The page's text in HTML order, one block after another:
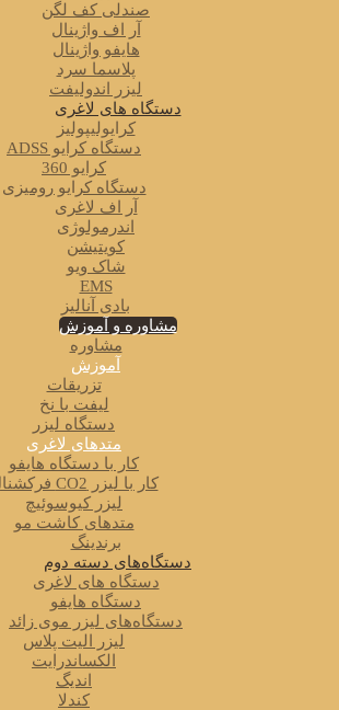
صندلی کف لگن
آر اف واژینال
هایفو واژینال
پلاسما سرد
لیزر اندولیفت
دستگاه های لاغری
کرایولیپولیز
دستگاه کرایو ADSS
کرایو 360
دستگاه کرایو رومیزی
آر اف لاغری
اندرمولوژی
کویتیشن
شاک ویو
EMS
بادی آنالیز
مشاوره و آموزش
مشاوره
آموزش
تزریقات
لیفت با نخ
دستگاه لیزر
متدهای لاغری
کار با دستگاه هایفو
کار با لیزر CO2 فرکشنال
لیزر کیوسوئیچ
متدهای کاشت مو
برندینگ
دستگاه‌های دسته دوم
دستگاه های لاغری
دستگاه هایفو
دستگاه‌های لیزر موی زائد
لیزر الیت پلاس
الکساندرایت
اندیگ
کندلا